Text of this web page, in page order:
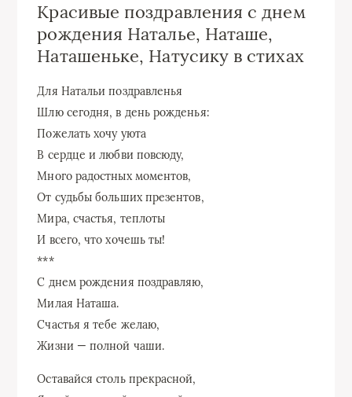
Красивые поздравления с днем
рождения Наталье, Наташе,
Наташеньке, Натусику в стихах
Для Натальи поздравленья
Шлю сегодня, в день рожденья:
Пожелать хочу уюта
В сердце и любви повсюду,
Много радостных моментов,
От судьбы больших презентов,
Мира, счастья, теплоты
И всего, что хочешь ты!
***
С днем рождения поздравляю,
Милая Наташа.
Счастья я тебе желаю,
Жизни — полной чаши.
Оставайся столь прекрасной,